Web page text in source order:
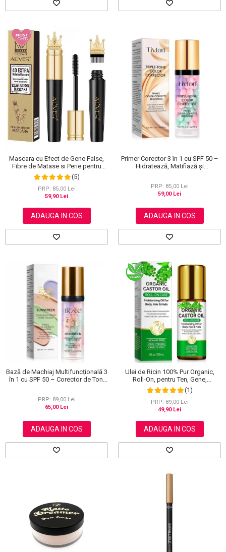
Mascara cu Efect de Gene False,
Fibre de Matase si Perie pentru
Curbare, Aliver 4D Extra Volume,
Waterproof, Negru,10 g
(5)
PRP: 85,00 Lei
59,90 Lei
ADAUGA IN COS
Primer Corector 3 în 1 cu SPF 50 –
Hidratează, Matifiază și
PRP: 85,00 Lei
59,00 Lei
ADAUGA IN COS
Bază de Machiaj Multifuncțională 3
în 1 cu SPF 50 – Corector de Ton,
PRP: 89,00 Lei
65,00 Lei
ADAUGA IN COS
Ulei de Ricin 100% Pur Organic,
Roll-On, pentru Ten, Gene,
Sprancene, Unghii, 30 ml
(1)
PRP: 89,00 Lei
49,90 Lei
ADAUGA IN COS